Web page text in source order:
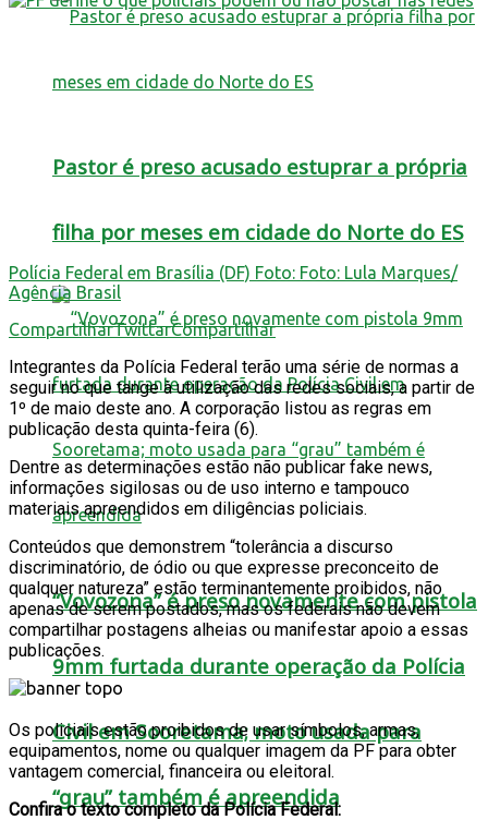
Pastor é preso acusado estuprar a própria
filha por meses em cidade do Norte do ES
“Vovozona” é preso novamente com pistola
9mm furtada durante operação da Polícia
Civil em Sooretama; moto usada para
“grau” também é apreendida
Polícia Federal em Brasília (DF) Foto: Foto: Lula Marques/
Agência Brasil
CompartilharTwittarCompartilhar
Integrantes da Polícia Federal terão uma série de normas a
seguir no que tange à utilização das redes sociais, a partir de
1º de maio deste ano. A corporação listou as regras em
publicação desta quinta-feira (6).
Dentre as determinações estão não publicar fake news,
informações sigilosas ou de uso interno e tampouco
materiais apreendidos em diligências policiais.
Conteúdos que demonstrem “tolerância a discurso
discriminatório, de ódio ou que expresse preconceito de
qualquer natureza” estão terminantemente proibidos, não
apenas de serem postados, mas os federais não devem
compartilhar postagens alheias ou manifestar apoio a essas
publicações.
Os policiais estão proibidos de usar símbolos, armas,
equipamentos, nome ou qualquer imagem da PF para obter
vantagem comercial, financeira ou eleitoral.
Confira o texto completo da Polícia Federal: